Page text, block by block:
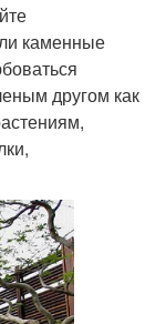
каменные
другом как